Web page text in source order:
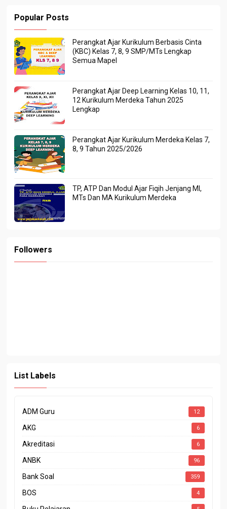
Popular Posts
Perangkat Ajar Kurikulum Berbasis Cinta
(KBC) Kelas 7, 8, 9 SMP/MTs Lengkap
Semua Mapel
Perangkat Ajar Deep Learning Kelas 10, 11,
12 Kurikulum Merdeka Tahun 2025
Lengkap
Perangkat Ajar Kurikulum Merdeka Kelas 7,
8, 9 Tahun 2025/2026
TP, ATP Dan Modul Ajar Fiqih Jenjang MI,
MTs Dan MA Kurikulum Merdeka
Followers
List Labels
ADM Guru 12
AKG 6
Akreditasi 6
ANBK 96
Bank Soal 359
BOS 4